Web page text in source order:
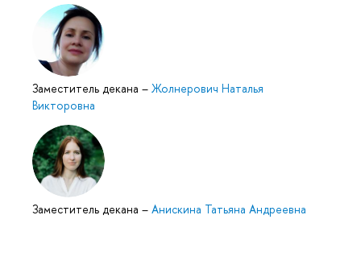
Заместитель декана – Жолнерович Наталья
Викторовна
Заместитель декана – Анискина Татьяна Андреевна